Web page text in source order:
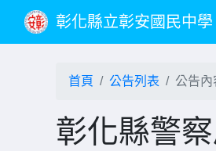
彰化縣立彰安國民中學
首頁 公告列表 公告內
彰化縣警